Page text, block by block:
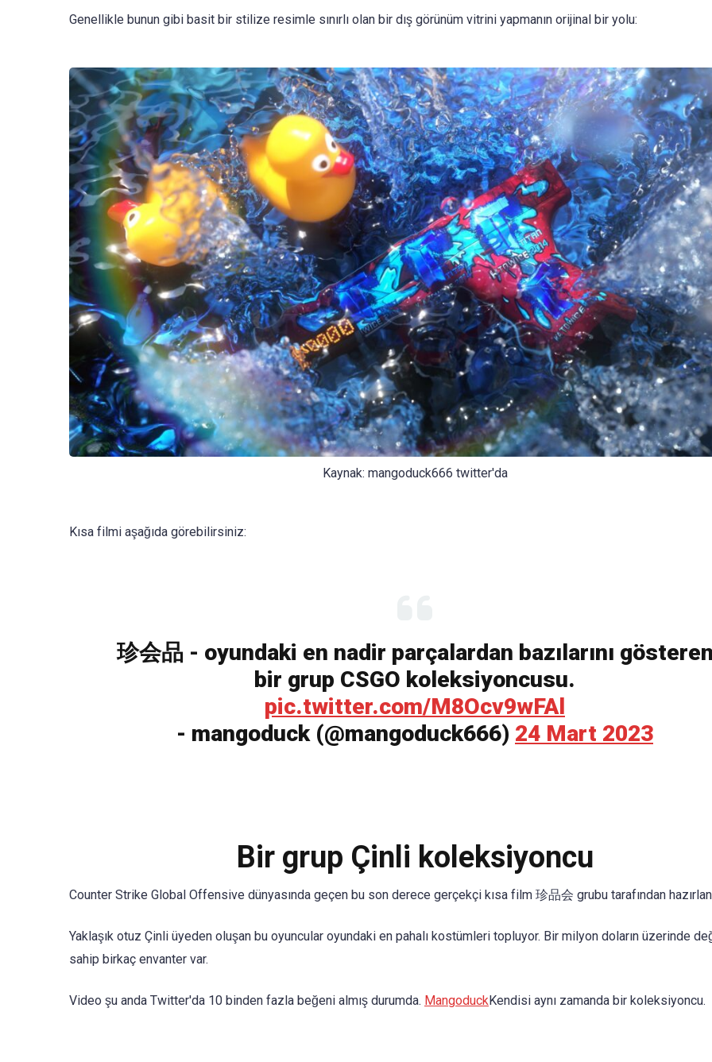
Genellikle bunun gibi basit bir stilize resimle sınırlı olan bir dış görünüm vitrini yapmanın orijinal bir yolu:
Kaynak: mangoduck666 twitter'da
Kısa filmi aşağıda görebilirsiniz:
珍会品 - oyundaki en nadir parçalardan bazılarını
bir grup CSGO koleksiyoncusu.
pic.twitter.com/M8Ocv9wFAl
- mangoduck (@mangoduck666) 24 Mart 2023
Bir grup Çinli koleksiyoncu
Counter Strike Global Offensive dünyasında geçen bu son derece gerçekçi kısa film 珍品会 grubu tarafından
Yaklaşık otuz Çinli üyeden oluşan bu oyuncular oyundaki en pahalı kostümleri topluyor. Bir milyon doların üzerinde
sahip birkaç envanter var.
Video şu anda Twitter'da 10 binden fazla beğeni almış durumda. MangoduckKendisi aynı zamanda bir koleksiyoncu.